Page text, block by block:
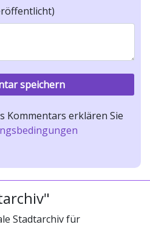
Kommentars erklären Sie
Stadtarchiv für